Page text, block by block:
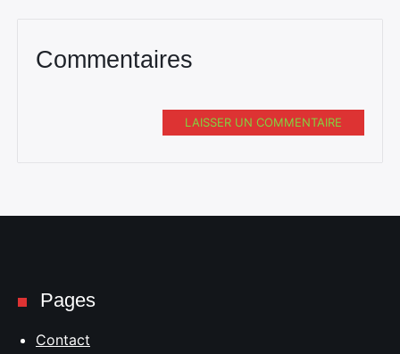
Commentaires
LAISSER UN COMMENTAIRE
Pages
Contact